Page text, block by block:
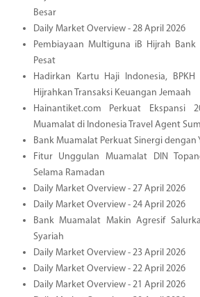
Besar
Daily Market Overview - 28 April 2026
Pembiayaan Multiguna iB Hijrah
Pesat
Hadirkan Kartu Haji Indonesia,
Hijrahkan Transaksi Keuangan Jemaah
Hainantiket.com Perkuat Ekspansi
Muamalat di Indonesia Travel Agent
Bank Muamalat Perkuat Sinergi dengan
Fitur Unggulan Muamalat DIN
Selama Ramadan
Daily Market Overview - 27 April 2026
Daily Market Overview - 24 April 2026
Bank Muamalat Makin Agresif
Syariah
Daily Market Overview - 23 April 2026
Daily Market Overview - 22 April 2026
Daily Market Overview - 21 April 2026